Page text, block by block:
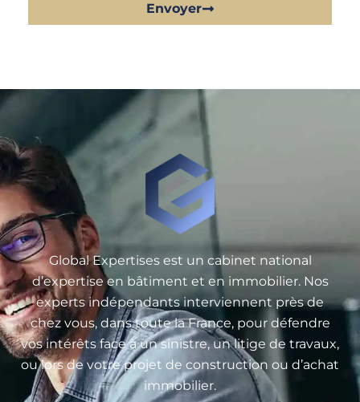
Envoyer
Global Expertises est un cabinet national
d’expertise en bâtiment et en immobilier. Nos
experts indépendants interviennent près de
chez vous, dans toute la France, pour défendre
vos intérêts face à un sinistre, un litige de travaux,
ou lors de votre projet de construction ou d’achat
immobilier.